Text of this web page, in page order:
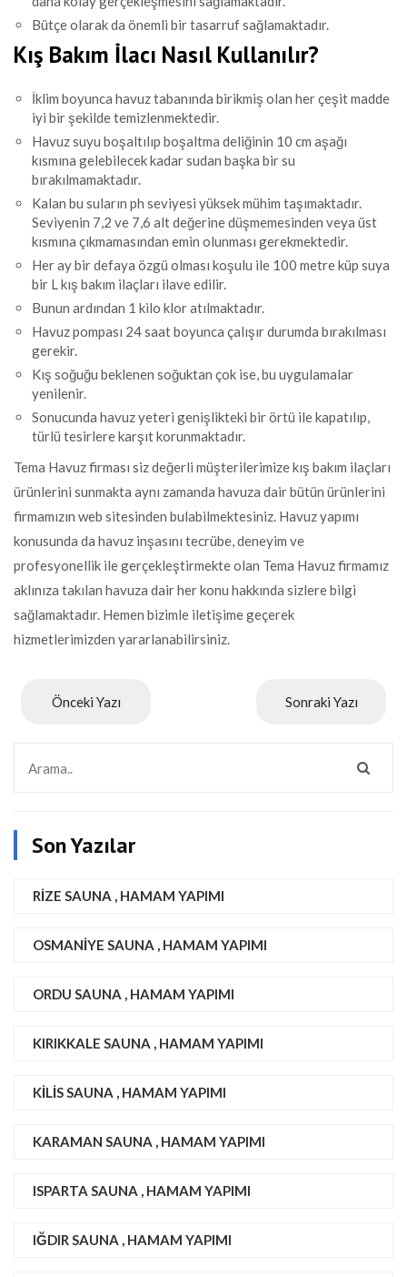
Son Yazılar
RIZE SAUNA , HAMAM YAPIMI
OSMANIYE SAUNA , HAMAM YAPIMI
ORDU SAUNA , HAMAM YAPIMI
KIRIKKALE SAUNA , HAMAM YAPIMI
KILIS SAUNA , HAMAM YAPIMI
KARAMAN SAUNA , HAMAM YAPIMI
ISPARTA SAUNA , HAMAM YAPIMI
IĞDIR SAUNA , HAMAM YAPIMI
Bütçe olarak da önemli bir tasarruf sağlamaktadır.
Kış Bakım İlacı Nasıl Kullanılır?
İklim boyunca havuz tabanında birikmiş olan her çeşit madde
iyi bir şekilde temizlenmektedir.
Havuz suyu boşaltılıp boşaltma deliğinin 10 cm aşağı
kısmına gelebilecek kadar sudan başka bir su
bırakılmamaktadır.
Kalan bu suların ph seviyesi yüksek mühim taşımaktadır.
Seviyenin 7,2 ve 7,6 alt değerine düşmemesinden veya üst
kısmına çıkmamasından emin olunması gerekmektedir.
Her ay bir defaya özgü olması koşulu ile 100 metre küp suya
bir L kış bakım ilaçları ilave edilir.
Bunun ardından 1 kilo klor atılmaktadır.
Havuz pompası 24 saat boyunca çalışır durumda bırakılması
gerekir.
Kış soğuğu beklenen soğuktan çok ise, bu uygulamalar
yenilenir.
Sonucunda havuz yeteri genişlikteki bir örtü ile kapatılıp,
türlü tesirlere karşıt korunmaktadır.
Tema Havuz firması siz değerli müşterilerimize kış bakım ilaçları
ürünlerini sunmakta aynı zamanda havuza dair bütün ürünlerini
firmamızın web sitesinden bulabilmektesiniz. Havuz yapımı
konusunda da havuz inşasını tecrübe, deneyim ve
profesyonellik ile gerçekleştirmekte olan Tema Havuz firmamız
aklınıza takılan havuza dair her konu hakkında sizlere bilgi
sağlamaktadır. Hemen bizimle iletişime geçerek
hizmetlerimizden yararlanabilirsiniz.
Önceki Yazı Sonraki Yazı